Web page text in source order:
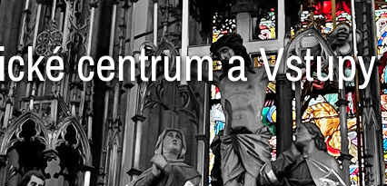
centrum a